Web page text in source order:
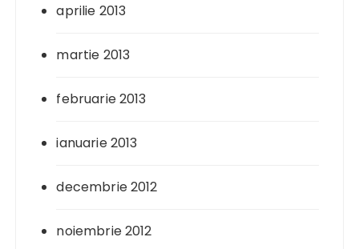
aprilie 2013
martie 2013
februarie 2013
ianuarie 2013
decembrie 2012
noiembrie 2012